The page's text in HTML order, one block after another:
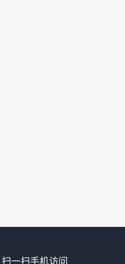
扫一扫手机访问